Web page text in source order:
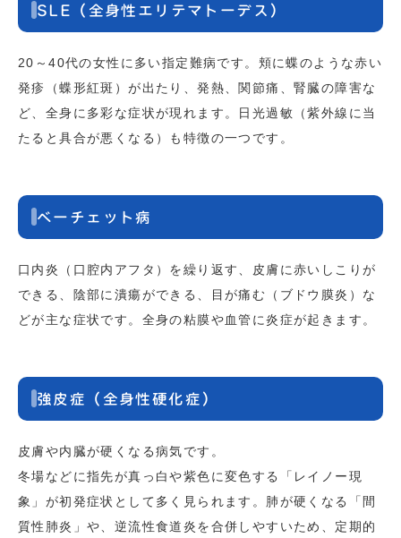
SLE（全身性エリテマトーデス）
20～40代の女性に多い指定難病です。頬に蝶のような赤い
発疹（蝶形紅斑）が出たり、発熱、関節痛、腎臓の障害な
ど、全身に多彩な症状が現れます。日光過敏（紫外線に当
たると具合が悪くなる）も特徴の一つです。
ベーチェット病
口内炎（口腔内アフタ）を繰り返す、皮膚に赤いしこりが
できる、陰部に潰瘍ができる、目が痛む（ブドウ膜炎）な
どが主な症状です。全身の粘膜や血管に炎症が起きます。
強皮症（全身性硬化症）
皮膚や内臓が硬くなる病気です。
冬場などに指先が真っ白や紫色に変色する「レイノー現
象」が初発症状として多く見られます。肺が硬くなる「間
質性肺炎」や、逆流性食道炎を合併しやすいため、定期的